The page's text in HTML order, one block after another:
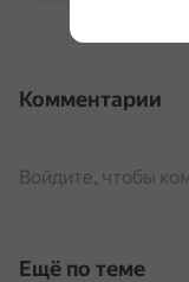
Комментарии
Войдите, чтобы
Ещё по теме